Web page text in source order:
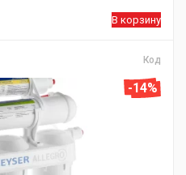
В корзину
Код
-14%